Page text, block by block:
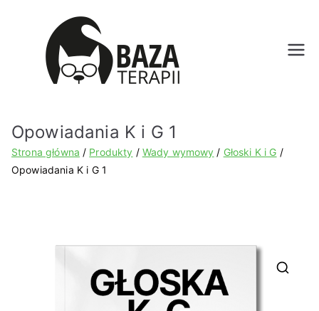
Bazat
pl
Opowiadania K i G 1
Strona główna Produkty Wady wymowy
Głoski K i G
Opowiadania K i G 1